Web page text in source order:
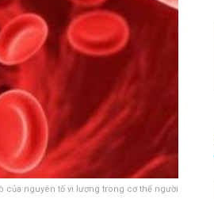
của nguyên tố vi lượng trong cơ thể người